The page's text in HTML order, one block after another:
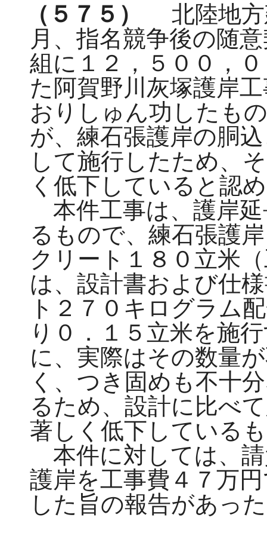
（５７５）
北陸地方
月、指名競争後の随
組に１２，５００，
た阿賀野川灰塚護岸
おりしゅん功したも
が、練石張護岸の胴
して施行したため、
く低下していると認
本件工事は、護岸
るもので、練石張護
クリート１８０立米
は、設計書および仕
ト２７０キログラム
り０．１５立米を施
に、実際はその数量
く、つき固めも不十
るため、設計に比べ
著しく低下している
本件に対しては、
護岸を工事費４７万
した旨の報告があっ